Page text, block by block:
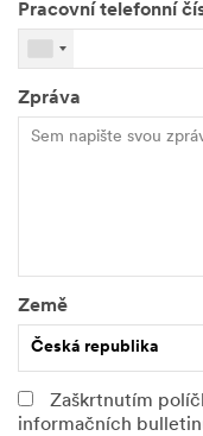
Pracovní telefonní
Zpráva
Země
Česká republika
Zaškrtnutím
informačních